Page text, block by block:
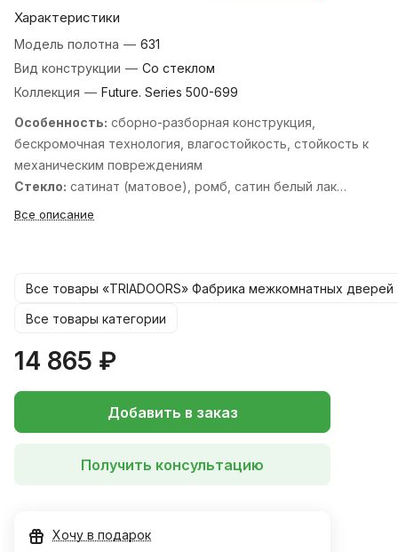
Характеристики
Модель полотна — 631
Вид конструкции — Со стеклом
Коллекция — Future. Series 500-699
Особенность: cборно-разборная конструкция,
бескромочная технология, влагостойкость, стойкость к
механическим повреждениям
Стекло: сатинат (матовое), ромб, cатин белый лак
перламутр, cатин белый лак прозрачный, cатин бронза
Стандартные размеры:600, 700, 800, 900х2000 мм. и
550, 600х1900 мм.
Все описание
Все товары «TRIADOORS» Фабрика межкомнатных дверей
Все товары категории
14 865 ₽
Добавить в заказ
Получить консультацию
Хочу в подарок